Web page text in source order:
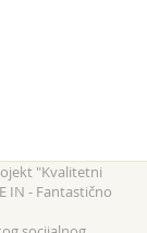
"Kvalitetni
IN - Fantastično